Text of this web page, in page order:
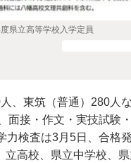
県立高等学校入学定員
、東筑（普通）280人な
接・作文・実技試験
検査は3月5日、合格発
高校、県立中学校、